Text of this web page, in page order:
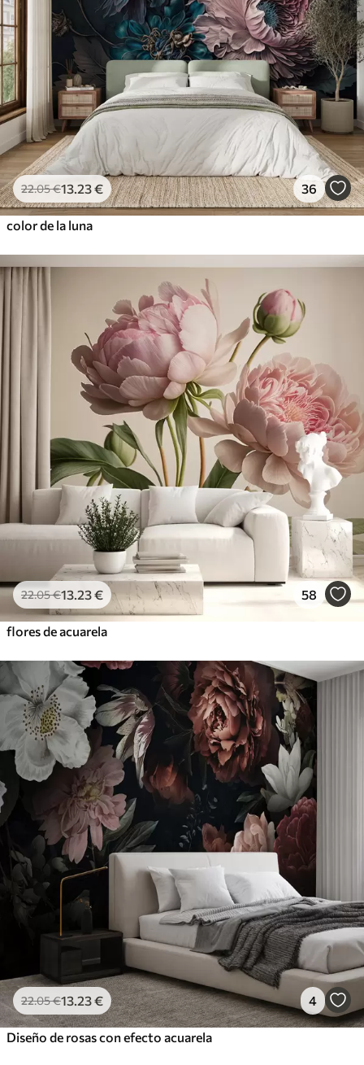
22.05€13 .23€ 36
color de la luna
22.05€13 .23€ 58
flores de acuarela
22.05€13 .23€ 4
Diseño de rosas con efecto acuarela